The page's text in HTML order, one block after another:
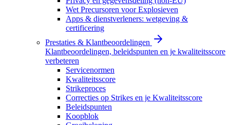
Wet Precursoren voor Explosieven
Apps & dienstverleners: wetgeving &
certificering
Prestaties & Klantbeoordelingen
Klantbeoordelingen, beleidspunten en je kwaliteitsscore
verbeteren
Servicenormen
Kwaliteitsscore
Strikeproces
Correcties op Strikes en je Kwaliteitsscore
Beleidspunten
Koopblok